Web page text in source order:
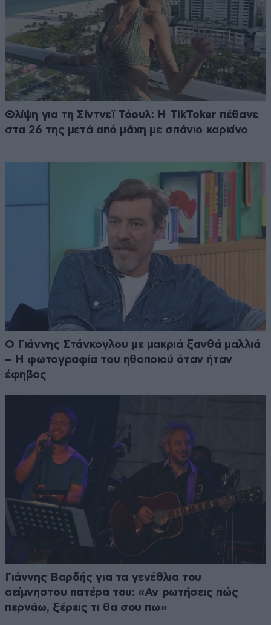
Θλίψη για τη Σίντνεϊ Τόουλ: Η TikToker πέθανε
στα 26 της μετά από μάχη με σπάνιο καρκίνο
Ο Γιάννης Στάνκογλου με μακριά ξανθά μαλλιά
– Η φωτογραφία του ηθοποιού όταν ήταν
έφηβος
Γιάννης Βαρδής για τα γενέθλια του
αείμνηστου πατέρα του: «Αν ρωτήσεις πώς
περνάω, ξέρεις τι θα σου πω»